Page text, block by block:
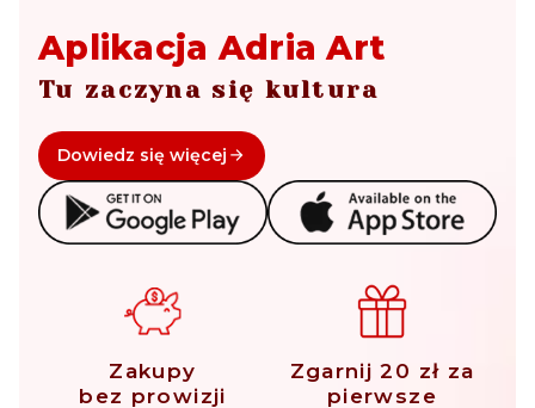
Aplikacja Adria Art
Tu zaczyna się kultura
Dowiedz się więcej
Zakupy
bez prowizji
Zgarnij 20 zł za
pierwsze